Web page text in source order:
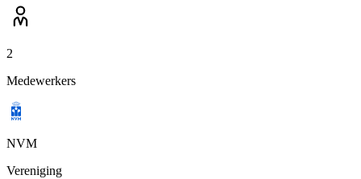
2
Medewerkers
NVM
Vereniging